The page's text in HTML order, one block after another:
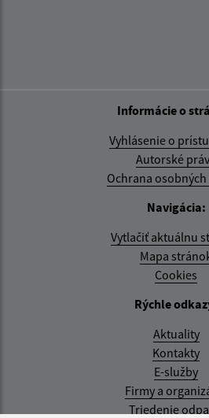
Informácie o
Vyhlásenie o
Autorské
Ochrana
Navigácia:
Vytlačiť aktuálnu
Mapa
Cookies
Rýchle
Aktuality
Kontakty
E-služby
Firmy a
Triedenie